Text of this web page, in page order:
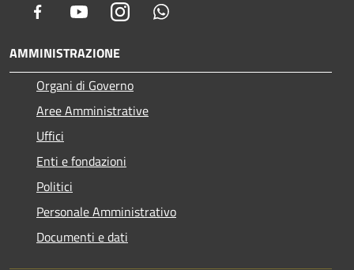
Facebook YoutubeInstagram
AMMINISTRAZIONE
Organi di Governo
Aree Amministrative
Uffici
Enti e fondazioni
Politici
Personale Amministrativo
Documenti e dati